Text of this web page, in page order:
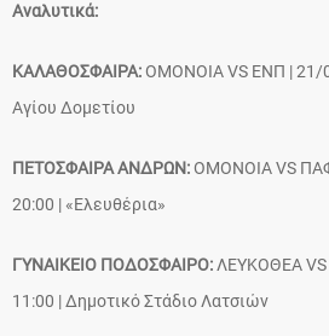
Αναλυτικά:
ΚΑΛΑΘΟΣΦΑΙΡΑ:ΟΜΟΝΟΙΑ VS ΕΝΠ | 21/
Αγίου Δομετίου
ΠΕΤΟΣΦΑΙΡΑ ΑΝΔΡΩΝ:ΟΜΟΝΟΙΑ VS
20:00 | «Ελευθέρια»
ΓΥΝΑΙΚΕΙΟ ΠΟΔΟΣΦΑΙΡΟ: ΛΕΥΚΟΘΕΑ
11:00 | Δημοτικό Στάδιο Λατσιών